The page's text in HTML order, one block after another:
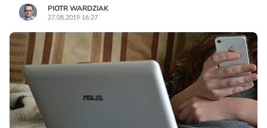
PIOTR WARDZIAK
27.08.2019 16:27